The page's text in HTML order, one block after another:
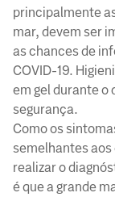
principalmente
mar, devem ser
as chances de
COVID-19.
em gel durante o
segurança.
Como os
semelhantes
realizar o
é que a grande